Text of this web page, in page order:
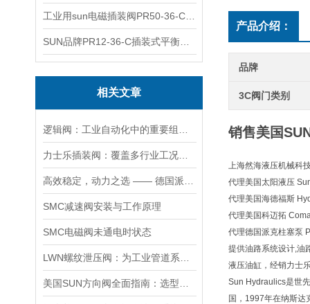
相关文章
SMC减速阀安装与工作原理
SMC电磁阀未通电时状态
产品介绍：
品牌
3C阀门类别
销售美国
上海然海液压机械科
代理美国太阳液压
代理美国海德福斯
代理美国科迈拓
代理德国派克柱塞泵
提供油路系统设计,油
液压油缸，经销力士
Sun Hydraulics是世
国，1997年在纳斯达